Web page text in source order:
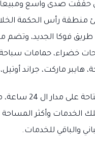
حققت صدى واسع ومبيعات
طريق فوكا الجديد،
خضراء، حمامات
ماركت، جراند
بالإضافة إلى
والباقي للخدمات.